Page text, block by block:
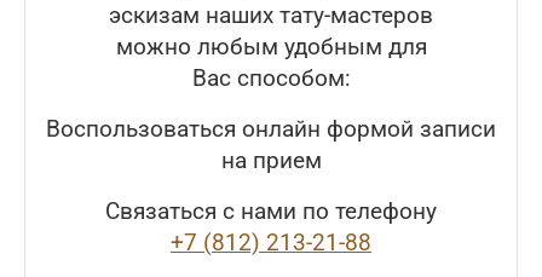
эскизам наших тату-мастеров
можно любым удобным для
Вас способом:
Воспользоваться онлайн формой записи
на прием
Связаться с нами по телефону
+7 (812) 213-21-88